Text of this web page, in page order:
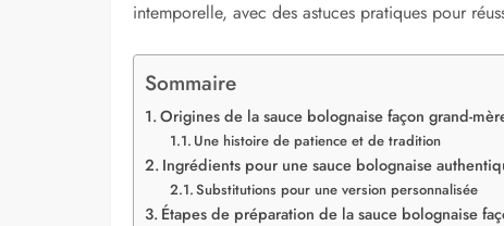
intemporelle, avec des astuces pratiques pour
Sommaire
Origines de la sauce bolognaise façon grand-
Une histoire de patience et de tradition
Ingrédients pour une sauce bolognaise
Substitutions pour une version personnalisée
Étapes de préparation de la sauce bolognaise